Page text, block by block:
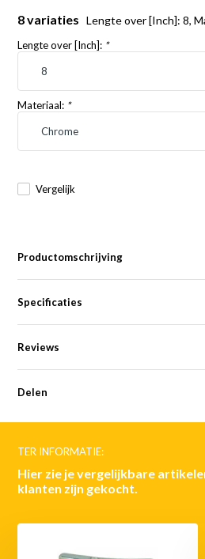
8 variaties Lengte over [Inch]: 8,
Lengte over [Inch]: *
Materiaal: *
Vergelijk
Productomschrijving
Specificaties
Reviews
Delen
TER INFORMATIE:
Hier zie je vergelijkbare
klanten zijn gekocht.